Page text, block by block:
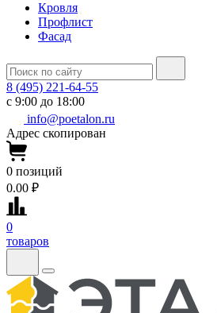
Кровля
Профлист
Фасад
8 (495) 221-64-55
с 9:00 до 18:00
info@poetalon.ru
Адрес скопирован
0 позиций
0.00 ₽
0
товаров